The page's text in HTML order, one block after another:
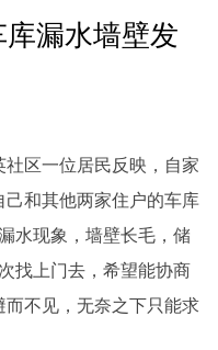
漏水墙壁发
区一位居民反映，自家
和其他两家住户的车库
水现象，墙壁长毛，储
找上门去，希望能协商
不见，无奈之下只能求